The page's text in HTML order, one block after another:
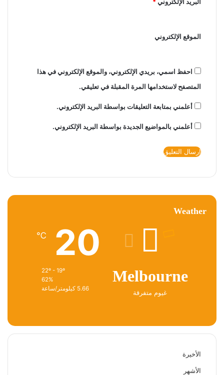
الموقع الإلكتروني
احفظ اسمي، بريدي الإلكتروني، والموقع الإلكتروني في هذا
المتصفح لاستخدامها المرة المقبلة في تعليقي.
أعلمني بمتابعة التعليقات بواسطة البريد الإلكتروني.
أعلمني بالمواضيع الجديدة بواسطة البريد الإلكتروني.
Weather
Melbourne
غيوم متفرقة
20
℃
22º - 19º
62%
5.66 كيلومتر/ساعة
الأخيرة
الأشهر